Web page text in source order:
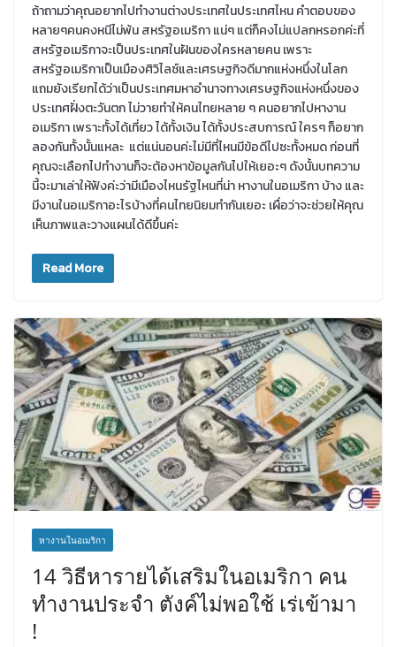
ถ้าถามว่าคุณอยากไปทำงานต่างประเทศในประเทศไหน คำตอบของ
หลายๆคนคงหนีไม่พ้น สหรัฐอเมริกา แน่ๆ แต่ก็คงไม่แปลกหรอกค่ะที่
สหรัฐอเมริกาจะเป็นประเทศในฝันของใครหลายคน เพราะ
สหรัฐอเมริกาเป็นเมืองศิวิไลซ์และเศรษฐกิจดีมากแห่งหนึ่งในโลก
แถมยังเรียกได้ว่าเป็นประเทศมหาอำนาจทางเศรษฐกิจแห่งหนึ่งของ
ประเทศฝั่งตะวันตก ไม่วายทำให้คนไทยหลาย ๆ คนอยากไปหางาน
อเมริกา เพราะทั้งได้เที่ยว ได้ทั้งเงิน ได้ทั้งประสบการณ์ ใครๆ ก็อยาก
ลองกันทั้งนั้นแหละ แต่แน่นอนค่ะไม่มีที่ไหนมีข้อดีไปซะทั้งหมด ก่อนที่
คุณจะเลือกไปทำงานก็จะต้องหาข้อมูลกันไปให้เยอะๆ ดังนั้นบทความ
นี้จะมาเล่าให้ฟังค่ะว่ามีเมืองไหนรัฐไหนที่น่า หางานในอเมริกา บ้าง และ
มีงานในอเมริกาอะไรบ้างที่คนไทยนิยมทำกันเยอะ เผื่อว่าจะช่วยให้คุณ
เห็นภาพและวางแผนได้ดีขึ้นค่ะ
Read More
หางานในอเมริกา
14 วิธีหารายได้เสริมในอเมริกา คน
ทำงานประจำ ตังค์ไม่พอใช้ เร่เข้ามา
!